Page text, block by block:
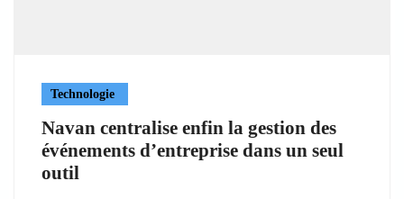
Technologie
Navan centralise enfin la gestion des
événements d’entreprise dans un seul
outil